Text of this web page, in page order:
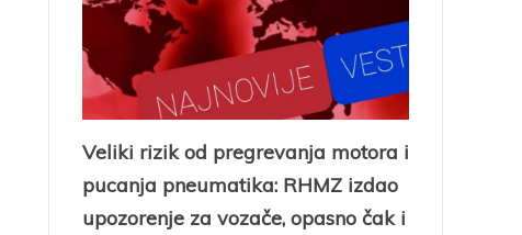
Veliki rizik od pregrevanja motora i
pucanja pneumatika: RHMZ izdao
upozorenje za vozače, opasno čak i